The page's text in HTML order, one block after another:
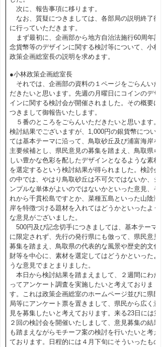
次に、報告事項に移ります。
なお、質疑につきましては、各部局の説明終了後
に行っていただきます。
まず最初に、企画部から地方自治法施行60周年記
念貨幣等のデザインに関する検討等について、小林
政策企画総室長の説明を求めます。
●小林政策企画総室長
それでは、企画部の資料の１ページをごらんいた
だきたいと思います。先週の月曜日にコインのデザ
インに関する検討会が開催されました。その概要に
つきまして御報告いたします。
５番のところをごらんいただきたいと思います。
検討結果でございますが、1,000円の銀貨幣につい
ては基本テーマに沿って、鳥取砂丘及び浦富海岸を
主要候補とし、県民意見の募集を踏まえ、鳥取県ら
しい豊かな色彩を配したデザインとなるような素材
を選定するという検討結果が得られました。検討会
の中では、やはり鳥取砂丘は不可欠ではないか、シ
ンプルな単体がよいのではないかといった意見、そ
れから千貫松島ですとか、菜種五島といった山陰海
岸を特徴づける題材を入れてはどうかといったよう
な意見がございました。
500円及び記念切手につきましては、基本テーマ
に限定されず、先行の発行県にも倣って、県民意見
募集を踏まえ、鳥取県の代表的な風景や歴史的文化
財等を中心に、素材を選定してはどうかといったよ
うな意見でまとまりました。
本日から検討結果を踏まえまして、２週間にわた
ってアンケート調査を実施したいと考えておりま
す。これは政策企画総室のホームページ並びに県民
局等にアンケート票を置きまして、県民から広く意
見を募集したいと考えております。来る23日には第
２回の検討会を開催いたしまして、意見募集の結果
も踏まえながらモチーフ案の検討を行いたいと考え
ております。日程的には４月下旬にそういったもの